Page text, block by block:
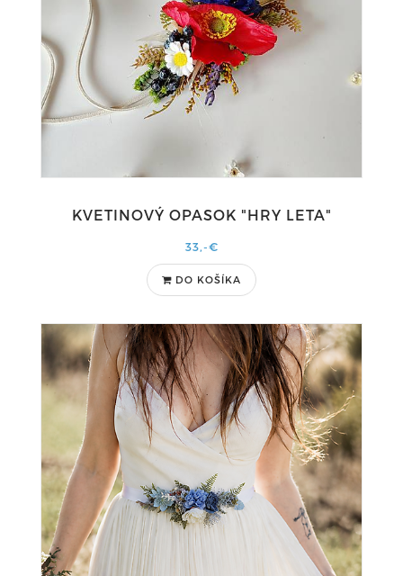
KVETINOVÝ OPASOK "HRY LETA"
33,-€
DO KOŠÍKA